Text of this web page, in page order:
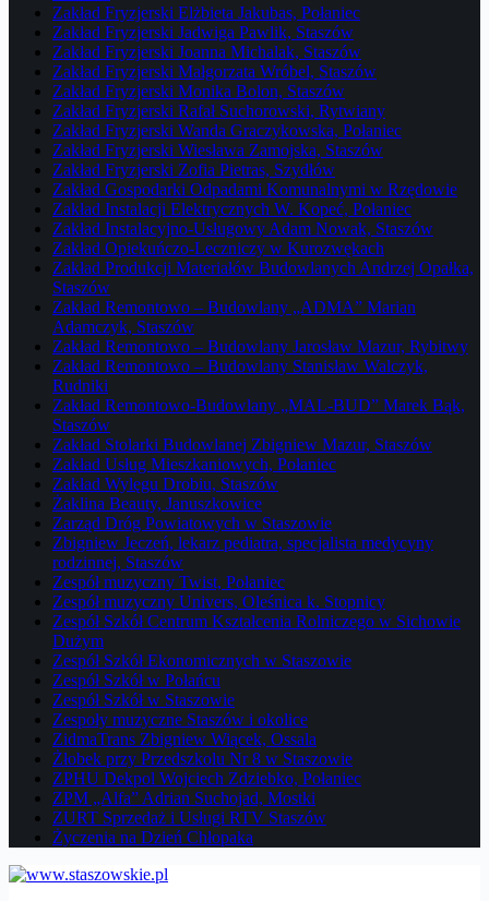
Zakład Fryzjerski Elżbieta Jakubas, Połaniec
Zakład Fryzjerski Jadwiga Pawlik, Staszów
Zakład Fryzjerski Joanna Michalak, Staszów
Zakład Fryzjerski Małgorzata Wróbel, Staszów
Zakład Fryzjerski Monika Bolon, Staszów
Zakład Fryzjerski Rafał Suchorowski, Rytwiany
Zakład Fryzjerski Wanda Graczykowska, Połaniec
Zakład Fryzjerski Wiesława Zamojska, Staszów
Zakład Fryzjerski Zofia Pietras, Szydłów
Zakład Gospodarki Odpadami Komunalnymi w Rzędowie
Zakład Instalacji Elektrycznych W. Kopeć, Połaniec
Zakład Instalacyjno-Usługowy Adam Nowak, Staszów
Zakład Opiekuńczo-Leczniczy w Kurozwękach
Zakład Produkcji Materiałów Budowlanych Andrzej Opałka,
Staszów
Zakład Remontowo – Budowlany „ADMA” Marian
Adamczyk, Staszów
Zakład Remontowo – Budowlany Jarosław Mazur, Rybitwy
Zakład Remontowo – Budowlany Stanisław Walczyk,
Rudniki
Zakład Remontowo-Budowlany „MAL-BUD” Marek Bąk,
Staszów
Zakład Stolarki Budowlanej Zbigniew Mazur, Staszów
Zakład Usług Mieszkaniowych, Połaniec
Zakład Wylęgu Drobiu, Staszów
Żaklina Beauty, Januszkowice
Zarząd Dróg Powiatowych w Staszowie
Zbigniew Jeczeń, lekarz pediatra, specjalista medycyny
rodzinnej, Staszów
Zespół muzyczny Twist, Połaniec
Zespół muzyczny Univers, Oleśnica k. Stopnicy
Zespół Szkół Centrum Kształcenia Rolniczego w Sichowie
Dużym
Zespół Szkół Ekonomicznych w Staszowie
Zespół Szkół w Połańcu
Zespół Szkół w Staszowie
Zespoły muzyczne Staszów i okolice
ZidmaTrans Zbigniew Wiącek, Ossala
Żłobek przy Przedszkolu Nr 8 w Staszowie
ZPHU Dekpol Wojciech Zdziebko, Połaniec
ZPM „Alfa” Adrian Suchojad, Mostki
ZURT Sprzedaż i Usługi RTV Staszów
Życzenia na Dzień Chłopaka